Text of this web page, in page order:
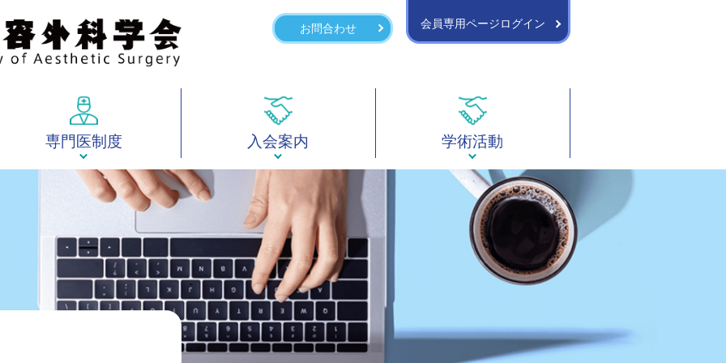
お問合わせ 会員専用ページログイン
専門医制度 入会案内 学術活動